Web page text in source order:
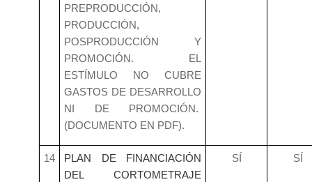
PREPRODUCCIÓN,
PRODUCCIÓN,
POSPRODUCCIÓN Y
PROMOCIÓN. EL
ESTÍMULO NO CUBRE
GASTOS DE DESARROLLO
NI DE PROMOCIÓN.
(DOCUMENTO EN PDF).
14
PLAN DE FINANCIACIÓN
DEL CORTOMETRAJE
SÍ SÍ